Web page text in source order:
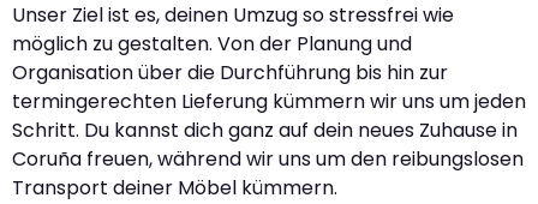
Unser Ziel ist es, deinen Umzug so stressfrei wie
möglich zu gestalten. Von der Planung und
Organisation über die Durchführung bis hin zur
termingerechten Lieferung kümmern wir uns um jeden
Schritt. Du kannst dich ganz auf dein neues Zuhause in
Coruña freuen, während wir uns um den reibungslosen
Transport deiner Möbel kümmern.